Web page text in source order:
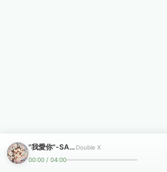
"我愛你"-SASIOVERLXRD TYPE BEAT Double X
00:00 / 04:00